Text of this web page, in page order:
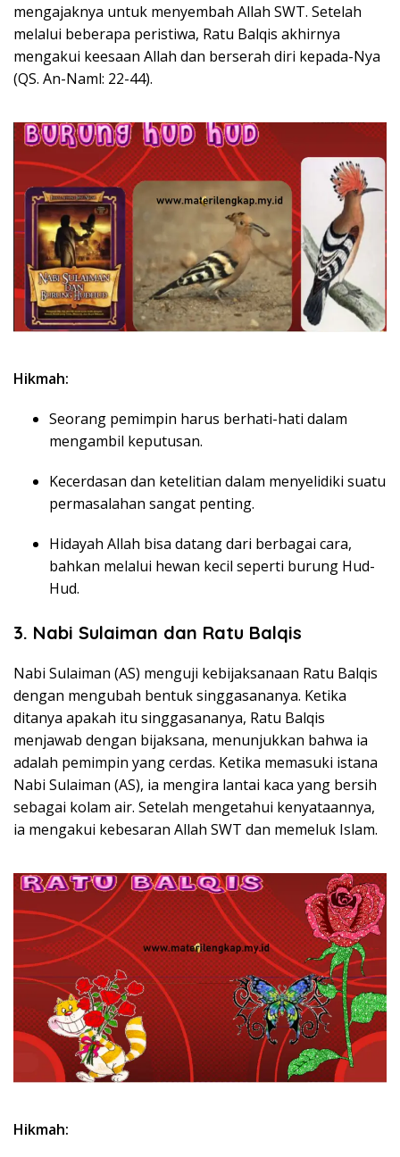
mengajaknya untuk menyembah Allah SWT. Setelah
melalui beberapa peristiwa, Ratu Balqis akhirnya
mengakui keesaan Allah dan berserah diri kepada-Nya
(QS. An-Naml: 22-44).
Hikmah:
Seorang pemimpin harus berhati-hati dalam
mengambil keputusan.
Kecerdasan dan ketelitian dalam menyelidiki suatu
permasalahan sangat penting.
Hidayah Allah bisa datang dari berbagai cara,
bahkan melalui hewan kecil seperti burung Hud-
Hud.
3. Nabi Sulaiman dan Ratu Balqis
Nabi Sulaiman (AS) menguji kebijaksanaan Ratu Balqis
dengan mengubah bentuk singgasananya. Ketika
ditanya apakah itu singgasananya, Ratu Balqis
menjawab dengan bijaksana, menunjukkan bahwa ia
adalah pemimpin yang cerdas. Ketika memasuki istana
Nabi Sulaiman (AS), ia mengira lantai kaca yang bersih
sebagai kolam air. Setelah mengetahui kenyataannya,
ia mengakui kebesaran Allah SWT dan memeluk Islam.
Hikmah: